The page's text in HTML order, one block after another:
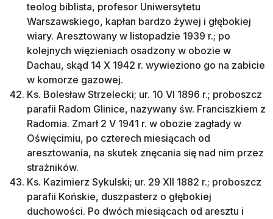
teolog biblista, profesor Uniwersytetu
Warszawskiego, kapłan bardzo żywej i głębokiej
wiary. Aresztowany w listopadzie 1939 r.; po
kolejnych więzieniach osadzony w obozie w
Dachau, skąd 14 X 1942 r. wywieziono go na zabicie
w komorze gazowej.
Ks. Bolesław Strzelecki; ur. 10 VI 1896 r.; proboszcz
parafii Radom Glinice, nazywany św. Franciszkiem z
Radomia. Zmarł 2 V 1941 r. w obozie zagłady w
Oświęcimiu, po czterech miesiącach od
aresztowania, na skutek znęcania się nad nim przez
strażników.
Ks. Kazimierz Sykulski; ur. 29 XII 1882 r.; proboszcz
parafii Końskie, duszpasterz o głębokiej
duchowości. Po dwóch miesiącach od aresztu i